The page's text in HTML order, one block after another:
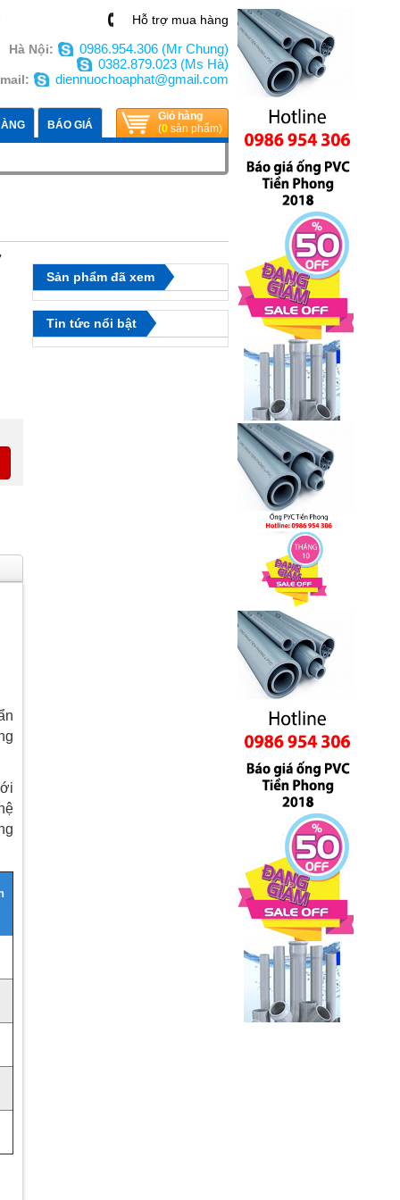
Hỗ trợ mua hàng
Hà Nội:
0986.954.306 (Mr Chung)
0382.879.023 (Ms Hà)
diennuochoaphat@gmail.com
BÁO GIÁ
Giỏ hàng
(0 sản phẩm)
Sản phẩm đã xem
Tin tức nổi bật